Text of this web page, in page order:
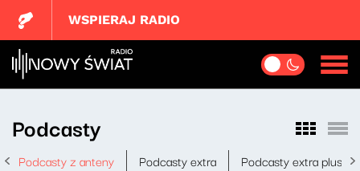
WSPIERAJ RADIO
Podcasty
Podcasty z anteny Podcasty extra Podcasty extra plus